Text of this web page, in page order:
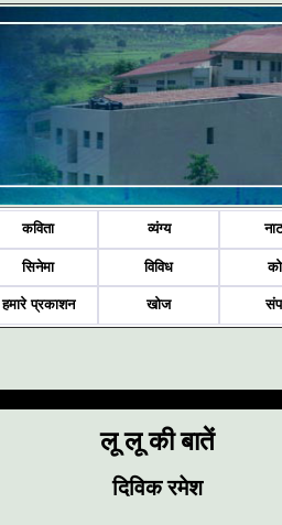
कविता व्यंग्य
सिनेमा विविध
हमारे प्रकाशन खोज
लू लू की बातें
दिविक रमेश